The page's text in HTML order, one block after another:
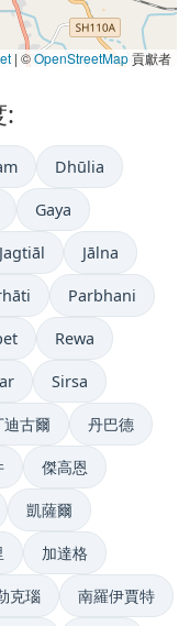
| ©OpenStreetMap貢獻者
:
Dhūlia
Gaya
Jagtiāl Jālna
Parbhani
Rewa
Sirsa
迪古爾 丹巴德
傑高恩
凱薩爾
加達格
克瑙 南羅伊賈特